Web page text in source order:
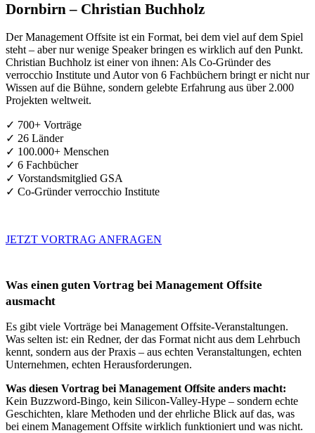
Dornbirn – Christian Buchholz
Der Management Offsite ist ein Format, bei dem viel auf dem Spiel
steht – aber nur wenige Speaker bringen es wirklich auf den Punkt.
Christian Buchholz ist einer von ihnen: Als Co-Gründer des
verrocchio Institute und Autor von 6 Fachbüchern bringt er nicht nur
Wissen auf die Bühne, sondern gelebte Erfahrung aus über 2.000
Projekten weltweit.
✓ 700+ Vorträge
✓ 26 Länder
✓ 100.000+ Menschen
✓ 6 Fachbücher
✓ Vorstandsmitglied GSA
✓ Co-Gründer verrocchio Institute
JETZT VORTRAG ANFRAGEN
Was einen guten Vortrag bei Management Offsite
ausmacht
Es gibt viele Vorträge bei Management Offsite-Veranstaltungen.
Was selten ist: ein Redner, der das Format nicht aus dem Lehrbuch
kennt, sondern aus der Praxis – aus echten Veranstaltungen, echten
Unternehmen, echten Herausforderungen.
Was diesen Vortrag bei Management Offsite anders macht:
Kein Buzzword-Bingo, kein Silicon-Valley-Hype – sondern echte
Geschichten, klare Methoden und der ehrliche Blick auf das, was
bei einem Management Offsite wirklich funktioniert und was nicht.